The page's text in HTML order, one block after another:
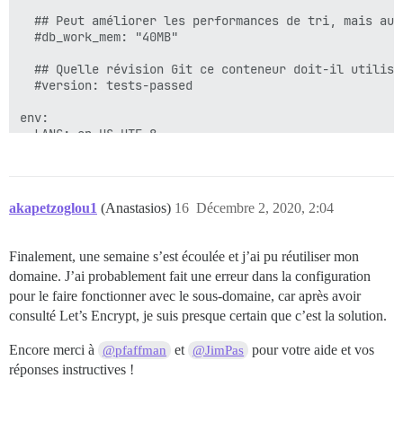
## Peut améliorer les performances de tri, mais
  #db_work_mem: "40MB"
## Quelle révision Git ce conteneur doit-il
  #version: tests-passed
env:
  LANG: en_US.UTF-8
## Sera défini automatiquement par bootstrap en
  UNICORN_WORKERS: 4
## TODO : Le nom de domaine auquel cette instance
## Requis. Discourse ne fonctionnera pas avec une
  DISCOURSE_HOSTNAME: cheat.example.com
## Décommentez si vous souhaitez que le conteneur
## nom d'hôte (option -h) que spécifié ci-dessus
  #DOCKER_USE_HOSTNAME: true
## TODO : Liste d'e-mails séparés par des
akapetzoglou1 (Anastasios) Décembre 2, 2020, 2:04
16
Finalement, une semaine s’est écoulée et j’ai pu réutiliser mon
domaine. J’ai probablement fait une erreur dans la configuration
pour le faire fonctionner avec le sous-domaine, car après avoir
consulté Let’s Encrypt, je suis presque certain que c’est la solution.
Encore merci à @pfaffman et @JimPas pour votre aide et vos
réponses instructives !